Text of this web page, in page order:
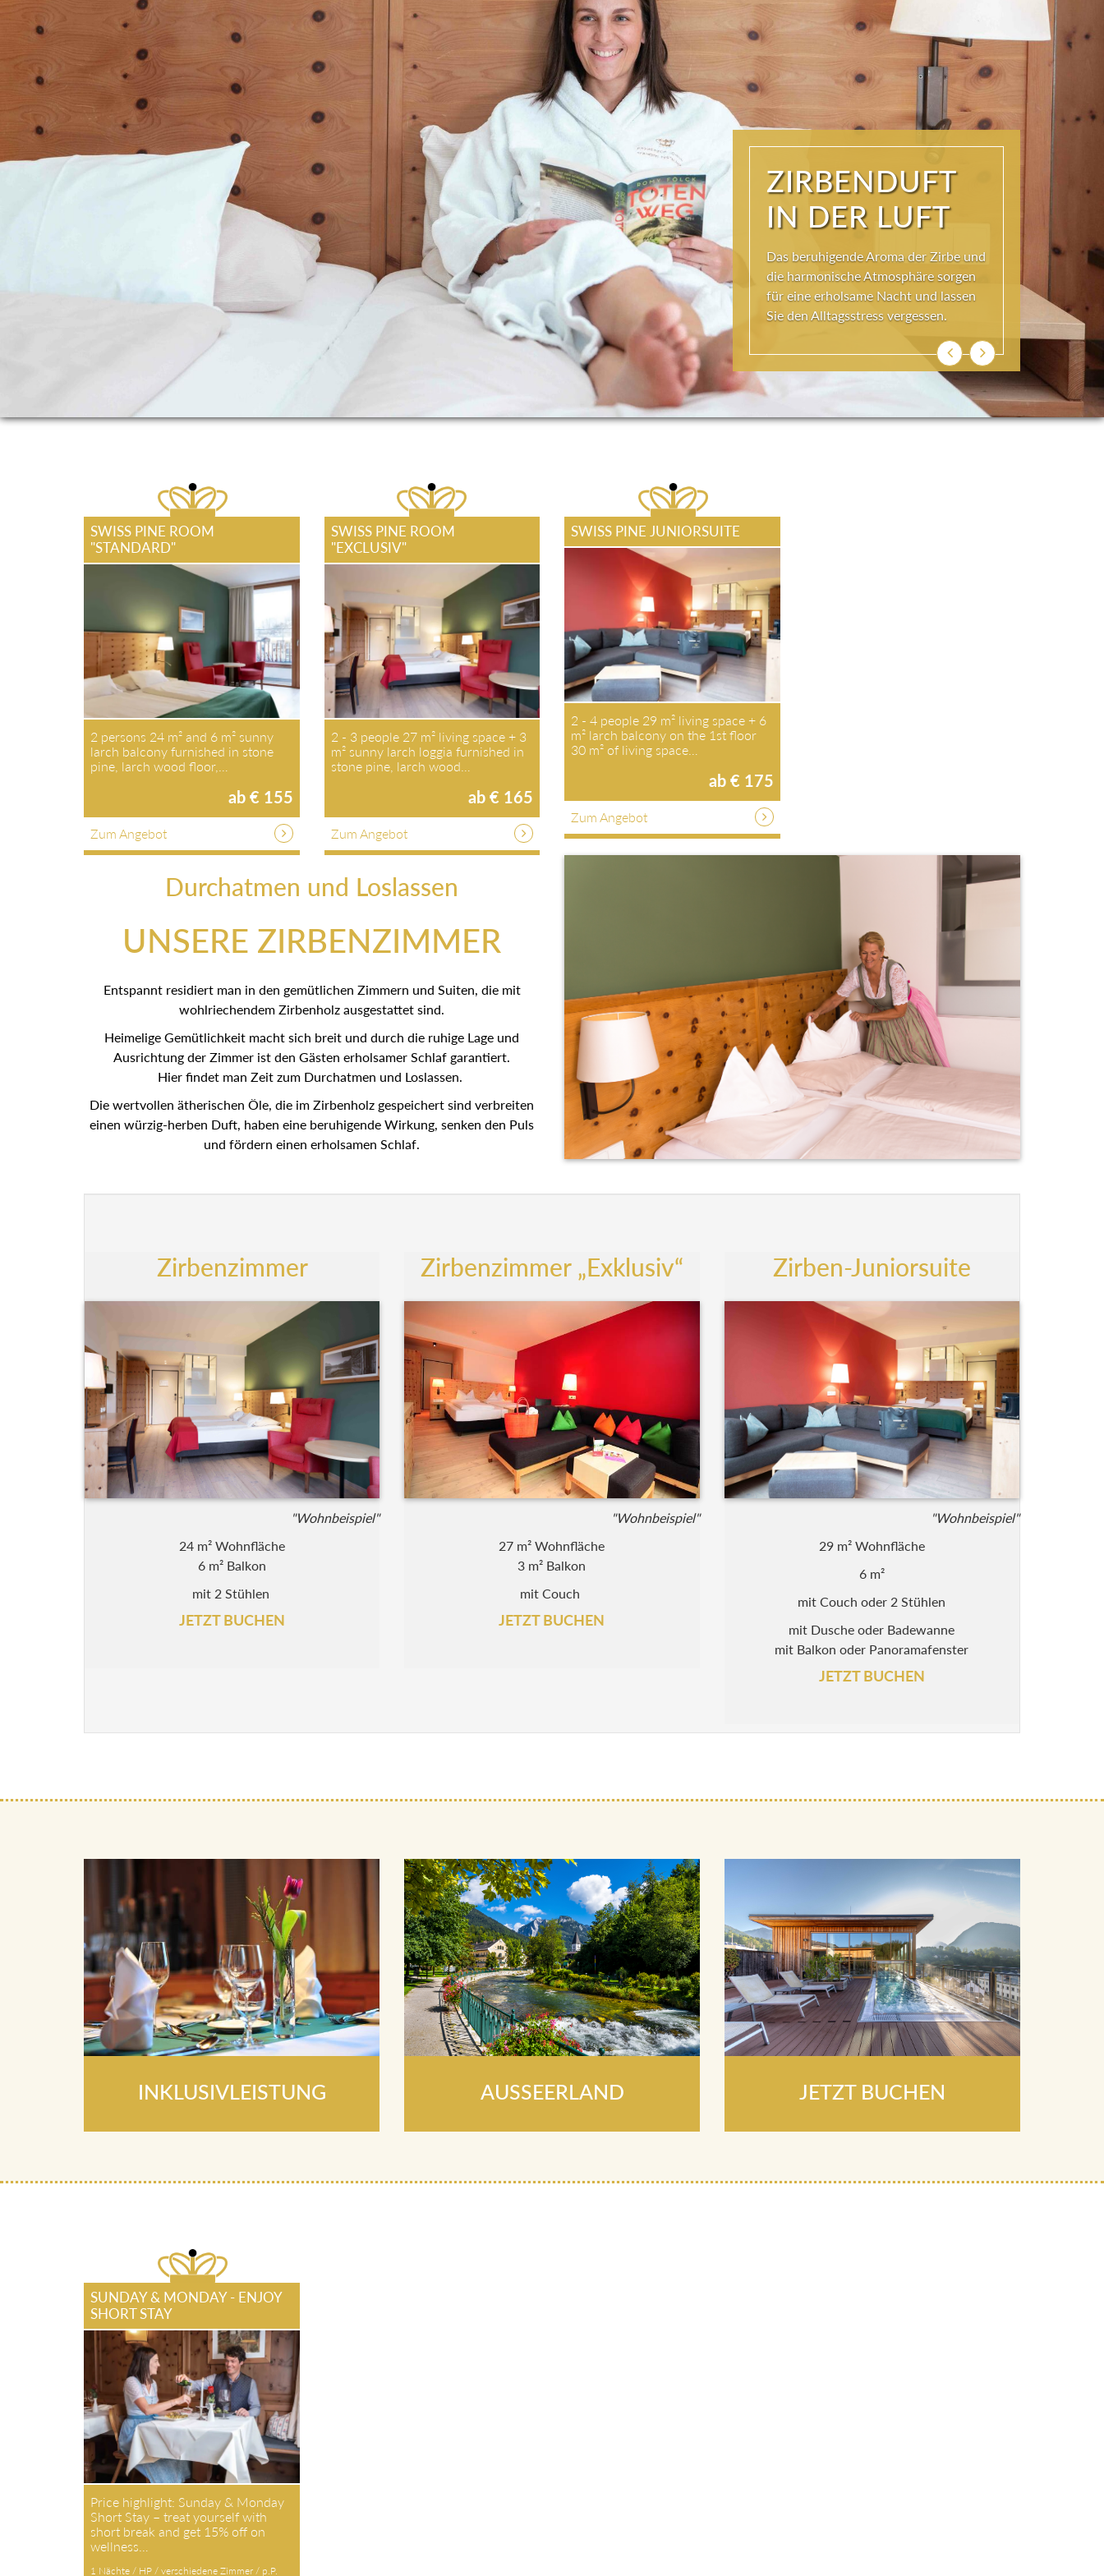
STIMMIG UND
ECHT
Entdecken Sie unsere einladenden
Zirbenzimmer, die mit natürlichen
Materialien und liebevollen Details
gestaltet sind.
ZurückWeiter
SWISS PINE ROOM
"STANDARD"
2 persons 24 m² and 6 m² sunny
larch balcony furnished in stone
pine, larch wood floor,…
ab € 155
Zum Angebot
SWISS PINE ROOM
"EXCLUSIV"
2 - 3 people 27 m² living space + 3
m² sunny larch loggia furnished in
stone pine, larch wood…
ab € 165
Zum Angebot
SWISS PINE JUNIORSUITE
2 - 4 people 29 m² living space + 6
m² larch balcony on the 1st floor
30 m² of living space…
ab € 175
Zum Angebot
Durchatmen und Loslassen
UNSERE ZIRBENZIMMER
Entspannt residiert man in den gemütlichen Zimmern und Suiten, die mit
wohlriechendem Zirbenholz ausgestattet sind.
Heimelige Gemütlichkeit macht sich breit und durch die ruhige Lage und
Ausrichtung der Zimmer ist den Gästen erholsamer Schlaf garantiert.
Hier findet man Zeit zum Durchatmen und Loslassen.
Die wertvollen ätherischen Öle, die im Zirbenholz gespeichert sind verbreiten
einen würzig-herben Duft, haben eine beruhigende Wirkung, senken den Puls
und fördern einen erholsamen Schlaf.
Zirbenzimmer
"Wohnbeispiel"
24 m² Wohnfläche
6 m² Balkon
mit 2 Stühlen
JETZT BUCHEN
Zirbenzimmer „Exklusiv“
"Wohnbeispiel"
27 m² Wohnfläche
3 m² Balkon
mit Couch
JETZT BUCHEN
Zirben-Juniorsuite
"Wohnbeispiel"
29 m² Wohnfläche
6 m²
mit Couch oder 2 Stühlen
mit Dusche oder Badewanne
mit Balkon oder Panoramafenster
JETZT BUCHEN
INKLUSIVLEISTUNG AUSSEERLAND JETZT BUCHEN
SUNDAY & MONDAY - ENJOY
SHORT STAY
Price highlight: Sunday & Monday
Short Stay – treat yourself with
short break and get 15% off on
wellness…
1 Nächte / HP / verschiedene Zimmer / p.P.